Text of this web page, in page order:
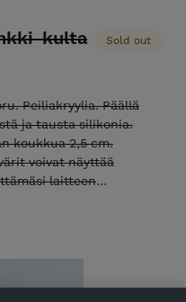
kulta Sold out
Peiliakryylia. Päällä
ja tausta silikonia.
koukkua 2,5 cm.
voivat näyttää
laitteen